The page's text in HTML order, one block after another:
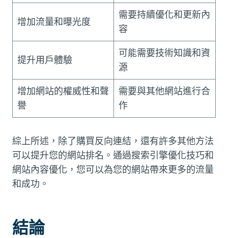
增加流量和曝光度
需要持續優化和更新內
容
提升用戶體驗
可能需要技術知識和資
源
增加網站的權威性和聲
譽
需要與其他網站進行合
作
綜上所述，除了購買反向連結，還有許多其他方法
可以提升您的網站排名。通過搜索引擎優化技巧和
網站內容優化，您可以為您的網站帶來更多的流量
和成功。
結論